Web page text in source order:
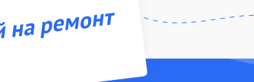
ремонт